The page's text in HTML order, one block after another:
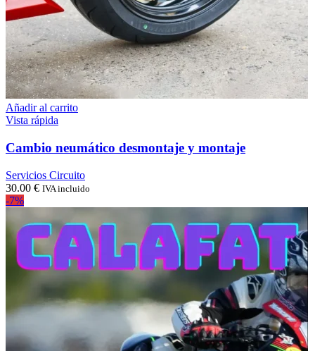
Añadir al carrito
Vista rápida
Cambio neumático desmontaje y montaje
Servicios Circuito
30.00 € IVA incluido
-7%